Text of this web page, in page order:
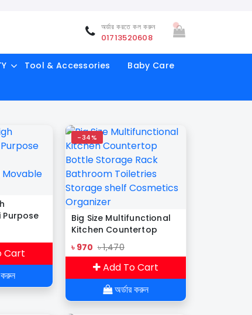
অর্ডার করতে কল করুন
01713520608
Tool & Accessories
Baby Care
Cart
-34%
Big Size Multifunctional
Kitchen Countertop
Bottle Storage Rack
Bathroom Toiletries
Storage shelf Cosmetics
Organizer
৳ 970 ৳ 1,470
Add To Cart
অর্ডার করুন